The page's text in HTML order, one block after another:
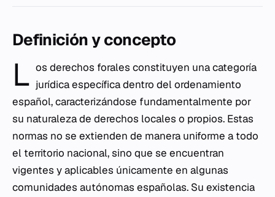
Definición y concepto
L os derechos forales constituyen una categoría
jurídica específica dentro del ordenamiento
español, caracterizándose fundamentalmente por
su naturaleza de derechos locales o propios. Estas
normas no se extienden de manera uniforme a todo
el territorio nacional, sino que se encuentran
vigentes y aplicables únicamente en algunas
comunidades autónomas españolas. Su existencia